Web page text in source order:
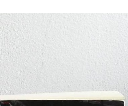
Ovako ide još jedna moja
priča o uspjehu